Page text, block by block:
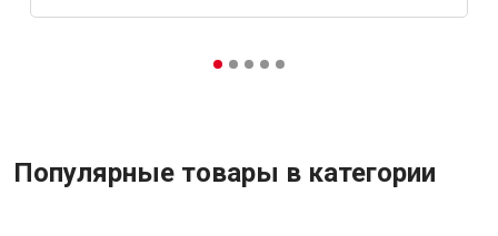
Популярные товары в категории